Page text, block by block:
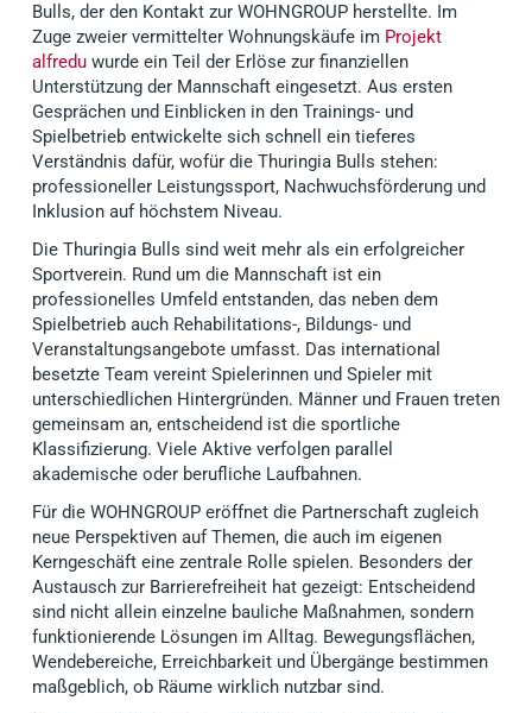
Bulls, der den Kontakt zur WOHNGROUP herstellte. Im
Zuge zweier vermittelter Wohnungskäufe im Projekt
alfreduwurde ein Teil der Erlöse zur finanziellen
Unterstützung der Mannschaft eingesetzt. Aus ersten
Gesprächen und Einblicken in den Trainings- und
Spielbetrieb entwickelte sich schnell ein tieferes
Verständnis dafür, wofür die Thuringia Bulls stehen:
professioneller Leistungssport, Nachwuchsförderung und
Inklusion auf höchstem Niveau.
Die Thuringia Bulls sind weit mehr als ein erfolgreicher
Sportverein. Rund um die Mannschaft ist ein
professionelles Umfeld entstanden, das neben dem
Spielbetrieb auch Rehabilitations-, Bildungs- und
Veranstaltungsangebote umfasst. Das international
besetzte Team vereint Spielerinnen und Spieler mit
unterschiedlichen Hintergründen. Männer und Frauen treten
gemeinsam an, entscheidend ist die sportliche
Klassifizierung. Viele Aktive verfolgen parallel
akademische oder berufliche Laufbahnen.
Für die WOHNGROUP eröffnet die Partnerschaft zugleich
neue Perspektiven auf Themen, die auch im eigenen
Kerngeschäft eine zentrale Rolle spielen. Besonders der
Austausch zur Barrierefreiheit hat gezeigt: Entscheidend
sind nicht allein einzelne bauliche Maßnahmen, sondern
funktionierende Lösungen im Alltag. Bewegungsflächen,
Wendebereiche, Erreichbarkeit und Übergänge bestimmen
maßgeblich, ob Räume wirklich nutzbar sind.